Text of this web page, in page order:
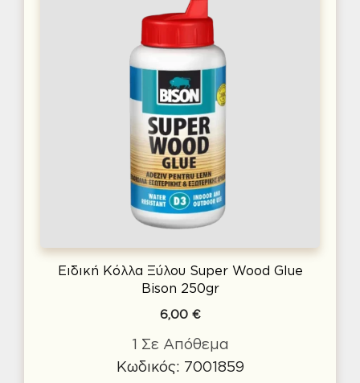
Ειδική Κόλλα Ξύλου Super Wood Glue
Bison 250gr
6,00 €
1 Σε Απόθεμα
Κωδικός: 7001859